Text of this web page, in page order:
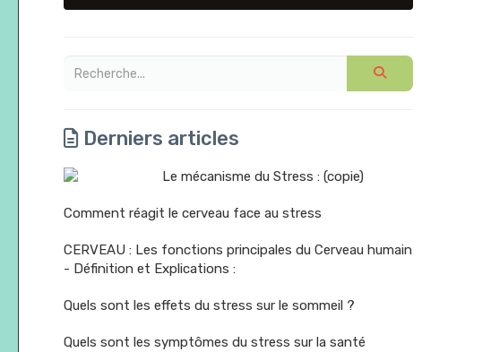
Derniers articles
Le mécanisme du Stress : (copie)
Comment réagit le cerveau face au stress
CERVEAU : Les fonctions principales du Cerveau humain
- Définition et Explications :
Quels sont les effets du stress sur le sommeil ?
Quels sont les symptômes du stress sur la santé